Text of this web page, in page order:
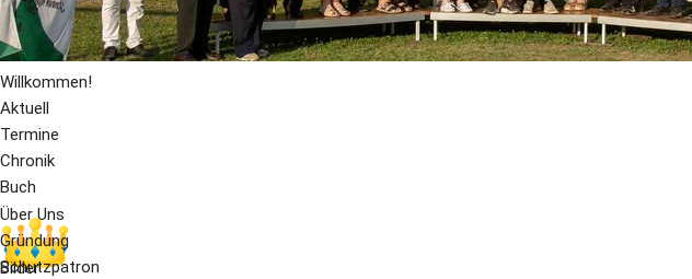
Willkommen!
Aktuell
Termine
Chronik
Buch
Über Uns
Gründung
Schutzpatron
Bilder